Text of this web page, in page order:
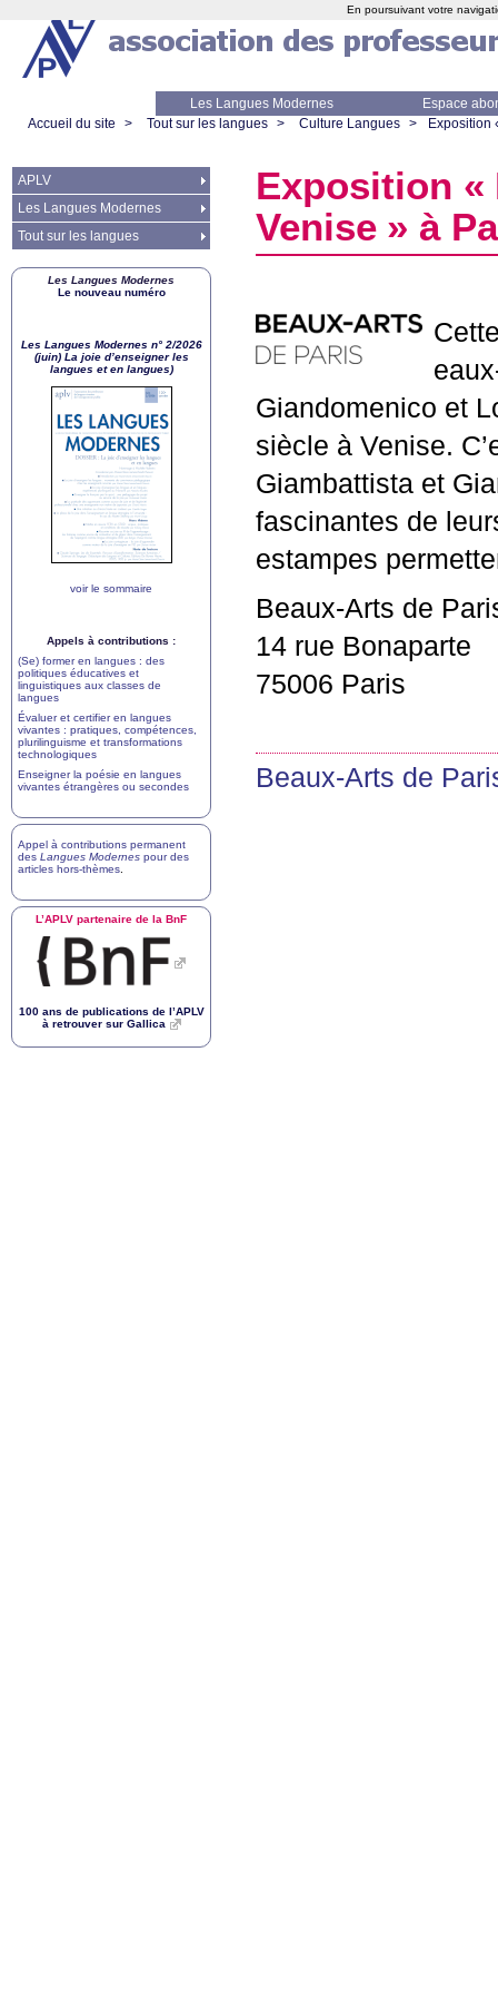
Les Langues Modernes
Espace
Accueil du site
> Tout sur les langues > Culture Langues > Exposition
Exposition «
Venise » à
Giandomenico et
siècle à Venise.
Giambattista et
fascinantes de
estampes
Beaux-Arts de
14 rue Bonaparte
75006 Paris
Beaux-Arts de
APLV
Les Langues Modernes
Tout sur les langues
Les Langues Modernes
Le nouveau numéro
Les Langues Modernes n° 2/2026
(juin) La joie d’enseigner les
langues et en langues)
voir le sommaire
Appels à contributions :
(Se) former en langues : des
politiques éducatives et
linguistiques aux classes de
langues
Évaluer et certifier en langues
vivantes : pratiques, compétences,
plurilinguisme et transformations
technologiques
Enseigner la poésie en langues
vivantes étrangères ou secondes
Appel à contributions permanent
des Langues Modernes pour des
articles hors-thèmes
L’APLV partenaire de la BnF
100 ans de publications de l’APLV
à retrouver sur Gallica
En poursuivant votre